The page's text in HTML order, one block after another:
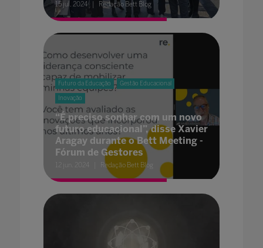
15 jul. 2024 Redação Bett Blog
Futuro da Educação Gestão Educacional
Inovação
“É preciso sonhar com um novo
futuro educacional”, disse Xavier
Aragay durante o Bett Meeting -
Fórum de Gestores
12 jun. 2024 Redação Bett Blog